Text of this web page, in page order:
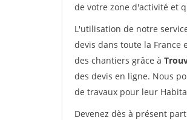
de votre zone d'activité et
L'utilisation de notre
devis dans toute la France
des chantiers grâce à
des devis en ligne. Nous
de travaux pour leur
Devenez dès à présent